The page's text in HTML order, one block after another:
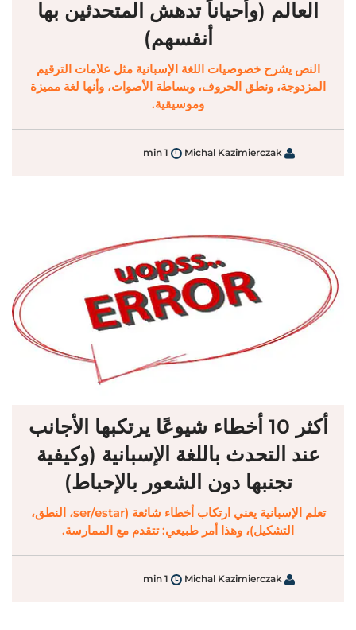
العالم (وأحياناً تدهش المتحدثين بها
أنفسهم)
النص يشرح خصوصيات اللغة الإسبانية مثل علامات الترقيم
المزدوجة، ونطق الحروف، وبساطة الأصوات، وأنها لغة مميزة
وموسيقية.
أكثر 10 أخطاء شيوعًا يرتكبها الأجانب
عند التحدث باللغة الإسبانية (وكيفية
تجنبها دون الشعور بالإحباط)
تعلم الإسبانية يعني ارتكاب أخطاء شائعة (ser/estar، النطق،
التشكيل)، وهذا أمر طبيعي: تتقدم مع الممارسة.